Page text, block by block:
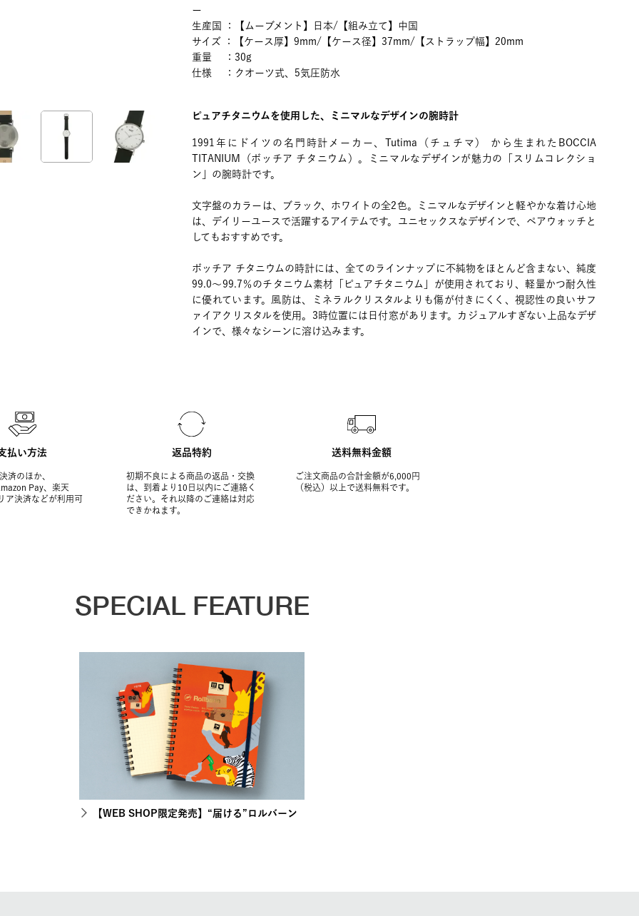
ー
生産国 ：【ムーブメント】日本/【組み立て】中国
サイズ ：【ケース厚】9mm/【ケース径】37mm/【ストラップ幅】20mm
重量 ：30g
仕様 ：クオーツ式、5気圧防水
ピュアチタニウムを使用した、ミニマルなデザインの腕時計
1991年にドイツの名門時計メーカー、Tutima（チュチマ） から生まれたBOCCIA
TITANIUM（ボッチア チタニウム）。ミニマルなデザインが魅力の「スリムコレクショ
ン」の腕時計です。
文字盤のカラーは、ブラック、ホワイトの全2色。ミニマルなデザインと軽やかな着け心地
は、デイリーユースで活躍するアイテムです。ユニセックスなデザインで、ペアウォッチと
してもおすすめです。
ボッチア チタニウムの時計には、全てのラインナップに不純物をほとんど含まない、純度
99.0～99.7％のチタニウム素材「ピュアチタニウム」が使用されており、軽量かつ耐久性
に優れています。風防は、ミネラルクリスタルよりも傷が付きにくく、視認性の良いサフ
ァイアクリスタルを使用。3時位置には日付窓があります。カジュアルすぎない上品なデザ
インで、様々なシーンに溶け込みます。
払い方法
済のほか、
Pay、楽天
ア決済などが利用可
返品特約
初期不良による商品の返品・交換
は、到着より10日以内にご連絡く
ださい。それ以降のご連絡は対応
できかねます。
送料無料金額
ご注文商品の合計金額が6,000円
（税込）以上で送料無料です。
SPECIAL FEATURE
【WEB SHOP限定発売】“届ける”ロルバーン